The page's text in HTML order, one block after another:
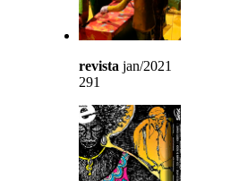
revista jan/2021
291